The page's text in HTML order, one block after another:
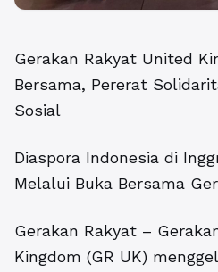
Gerakan Rakyat United
Bersama, Pererat
Sosial
Diaspora Indonesia di
Melalui Buka Bersama
Gerakan Rakyat –
Kingdom (GR UK)